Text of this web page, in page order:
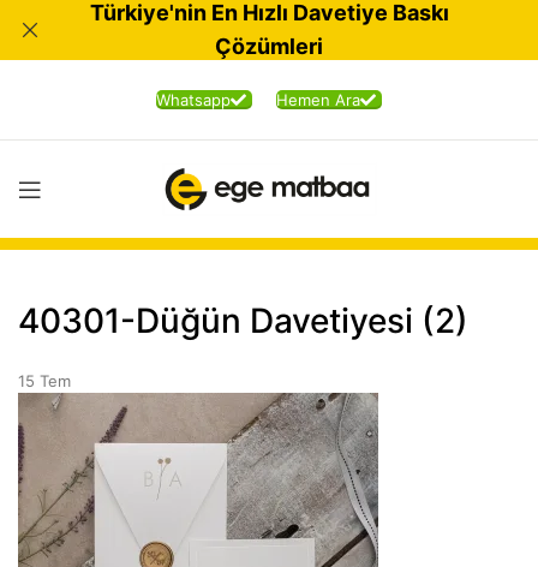
Whatsapp Hemen Ara
40301-Düğün Davetiyesi (2)
15 Tem
Türkiye'nin En Hızlı Davetiye Baskı
Çözümleri